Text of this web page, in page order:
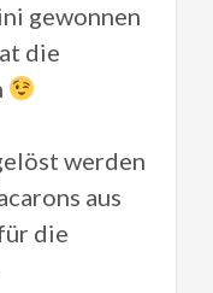
gewonnen
die
werden
aus
die